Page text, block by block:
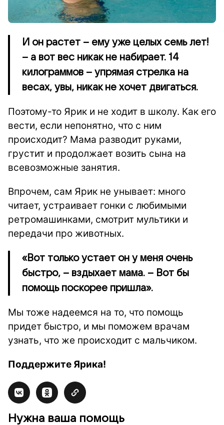
И он растет – ему уже целых семь лет!
– а вот вес никак не набирает. 14
килограммов – упрямая стрелка на
весах, увы, никак не хочет двигаться.
Поэтому-то Ярик и не ходит в школу. Как его
вести, если непонятно, что с ним
происходит? Мама разводит руками,
грустит и продолжает возить сына на
всевозможные занятия.
Впрочем, сам Ярик не унывает: много
читает, устраивает гонки с любимыми
ретромашинками, смотрит мультики и
передачи про животных.
«Вот только устает он у меня очень
быстро, – вздыхает мама. – Вот бы
помощь поскорее пришла».
Мы тоже надеемся на то, что помощь
придет быстро, и мы поможем врачам
узнать, что же происходит с мальчиком.
Поддержите Ярика!
Нужна ваша помощь